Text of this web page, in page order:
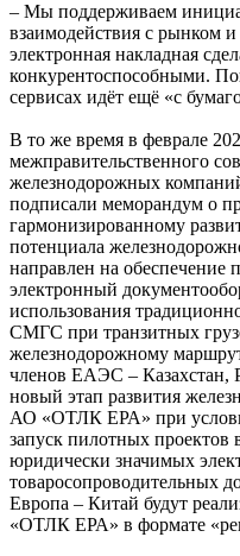
– Мы поддерживаем
взаимодействия с рынком
электронная накладная
конкурентоспособными.
сервисах идёт ещё «с
В то же время в феврале
межправительственного
железнодорожных
подписали меморандум о
гармонизированному
потенциала
направлен на обеспечение
электронный
использования
СМГС при транзитных
железнодорожному
членов ЕАЭС – Казахстан,
новый этап развития
АО «ОТЛК ЕРА» при
запуск пилотных проектов
юридически значимых
товаросопроводительных
Европа – Китай будут
«ОТЛК ЕРА» в формате